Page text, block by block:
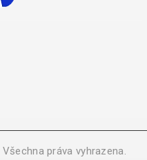
Všechna práva vyhrazena.